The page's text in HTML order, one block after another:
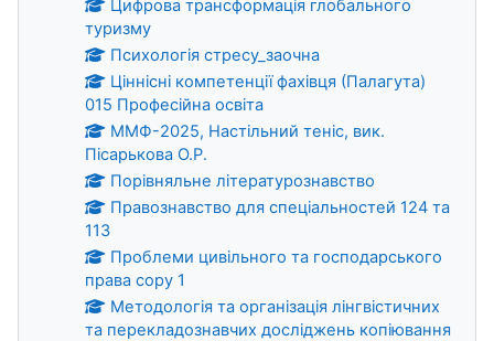
Цифрова трансформація глобального
туризму
Психологія стресу_заочна
Ціннісні компетенції фахівця (Палагута)
015 Професійна освіта
ММФ-2025, Настільний теніс, вик.
Пісарькова О.Р.
Порівняльне літературознавство
Правознавство для спеціальностей 124 та
113
Проблеми цивільного та господарського
права copy 1
Методологія та організація лінгвістичних
та перекладознавчих досліджень копіювання